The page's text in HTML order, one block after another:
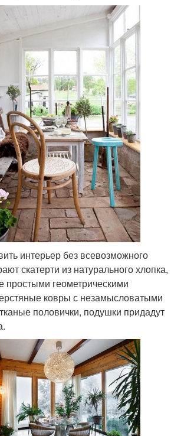
интерьер без всевозможного
скатерти из натурального хлопка,
простыми геометрическими
ковры с незамысловатыми
половички, подушки придадут